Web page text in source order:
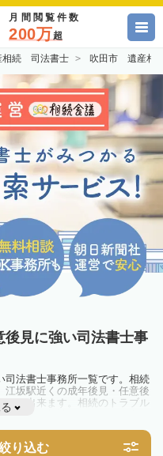
月間閲覧件数
200万超
続 司法書士 吹田市 遺産相
見に強い司法書士事
司法書士事務所一覧です。相続
坂駅近くの成年後見・任意後
とが出来ます。相続のトラブル
書士に相談してみましょう。
り込む